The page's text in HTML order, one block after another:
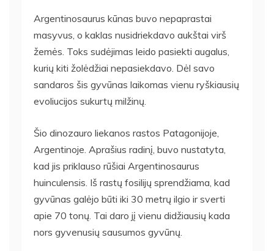
Argentinosaurus kūnas buvo nepaprastai
masyvus, o kaklas nusidriekdavo aukštai virš
žemės. Toks sudėjimas leido pasiekti augalus,
kurių kiti žolėdžiai nepasiekdavo. Dėl savo
sandaros šis gyvūnas laikomas vienu ryškiausių
evoliucijos sukurtų milžinų.
Šio dinozauro liekanos rastos Patagonijoje,
Argentinoje. Aprašius radinį, buvo nustatyta,
kad jis priklauso rūšiai Argentinosaurus
huinculensis. Iš rastų fosilijų sprendžiama, kad
gyvūnas galėjo būti iki 30 metrų ilgio ir sverti
apie 70 tonų. Tai daro jį vienu didžiausių kada
nors gyvenusių sausumos gyvūnų.